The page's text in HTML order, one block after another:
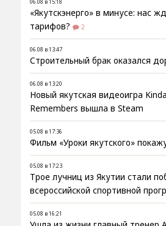
06.08 в 15:18
«Якутскэнерго» в минусе: нас
тарифов?
2
06.08 в 13:47
Строительный брак оказался
06.08 в 13:20
Новый якутская видеоигра
Remembers вышла в Steam
05.08 в 17:36
Фильм «Уроки якутского»
05.08 в 17:23
Трое лучниц из Якутии стали
всероссийской спортивной
05.08 в 16:21